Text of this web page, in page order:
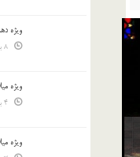
ویژه
ویژه
ویژه